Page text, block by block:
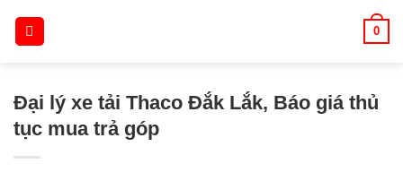
0
Đại lý xe tải Thaco Đắk Lắk, Báo giá thủ
tục mua trả góp